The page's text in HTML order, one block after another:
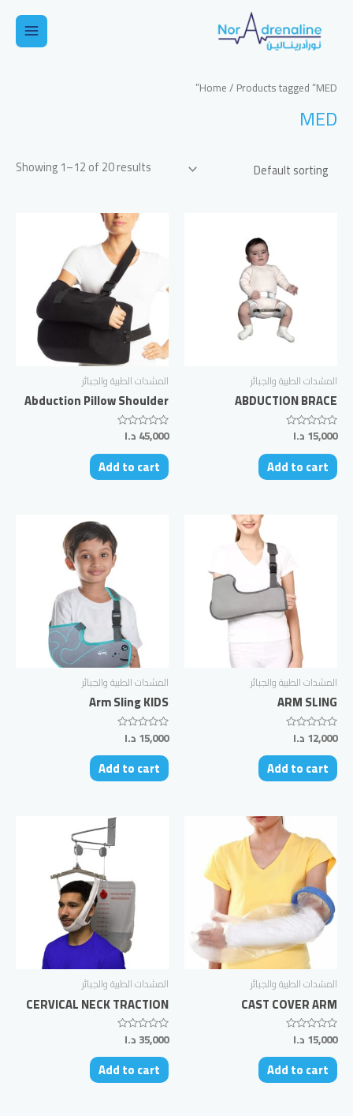
المحتوى
Main
Home/ Products tagged “MED”
MED
Showing 1–12 of 20 results
المشدات الطبية والجبائر
ABDUCTION BRACE
Rated
out
of
5
15,000 د.ا
Add to cart
المشدات الطبية والجبائر
Abduction Pillow Shoulder
Rated
out
of
5
45,000 د.ا
Add to cart
المشدات الطبية والجبائر
ARM SLING
Rated
0
out
of
5
12,000 د.ا
Add to cart
المشدات الطبية والجبائر
Arm Sling KIDS
Rated
0
out
of
5
15,000 د.ا
Add to cart
المشدات الطبية والجبائر
CAST COVER ARM
Rated
0
out
of
5
15,000 د.ا
Add to cart
المشدات الطبية والجبائر
CERVICAL NECK TRACTION
Rated
0
out
of
5
35,000 د.ا
Add to cart